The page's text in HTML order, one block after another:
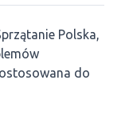
Polska,
do